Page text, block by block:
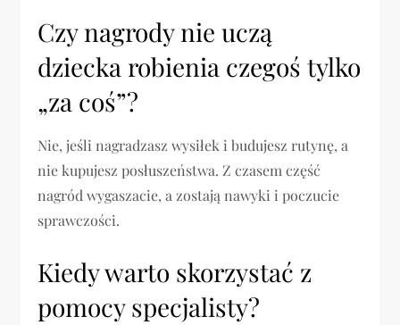
Czy nagrody nie uczą
dziecka robienia czegoś tylko
„za coś”?
Nie, jeśli nagradzasz wysiłek i budujesz rutynę, a
nie kupujesz posłuszeństwa. Z czasem część
nagród wygaszacie, a zostają nawyki i poczucie
sprawczości.
Kiedy warto skorzystać z
pomocy specjalisty?